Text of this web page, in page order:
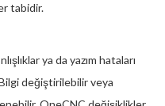
tabidir.
ya da yazım hataları
değiştirilebilir veya